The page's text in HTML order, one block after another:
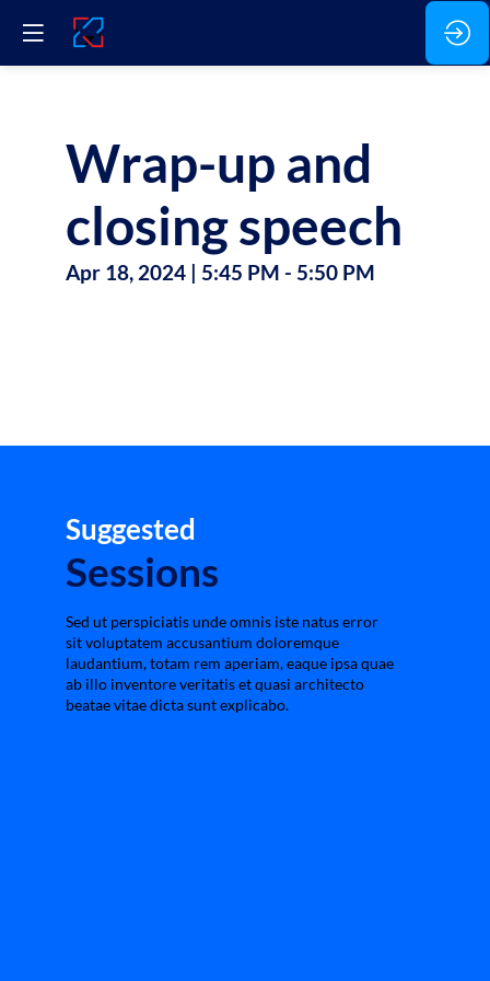
Wrap-up and
closing speech
Apr 18, 2024 5:45 PM - 5:50 PM
Suggested
Sessions
Sed ut perspiciatis unde omnis iste natus error
sit voluptatem accusantium doloremque
laudantium, totam rem aperiam, eaque ipsa quae
ab illo inventore veritatis et quasi architecto
beatae vitae dicta sunt explicabo.